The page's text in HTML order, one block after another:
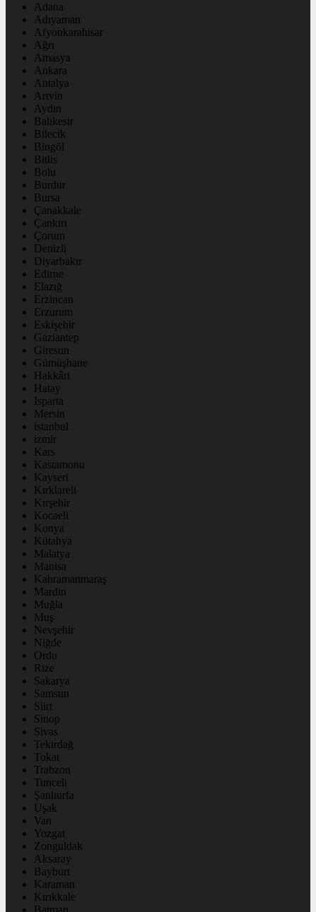
Adana
Adıyaman
Afyonkarahisar
Ağrı
Amasya
Ankara
Antalya
Artvin
Aydın
Balıkesir
Bilecik
Bingöl
Bitlis
Bolu
Burdur
Bursa
Çanakkale
Çankırı
Çorum
Denizli
Diyarbakır
Edirne
Elazığ
Erzincan
Erzurum
Eskişehir
Gaziantep
Giresun
Gümüşhane
Hakkâri
Hatay
Isparta
Mersin
istanbul
izmir
Kars
Kastamonu
Kayseri
Kırklareli
Kırşehir
Kocaeli
Konya
Kütahya
Malatya
Manisa
Kahramanmaraş
Mardin
Muğla
Muş
Nevşehir
Niğde
Ordu
Rize
Sakarya
Samsun
Siirt
Sinop
Sivas
Tekirdağ
Tokat
Trabzon
Tunceli
Şanlıurfa
Uşak
Van
Yozgat
Zonguldak
Aksaray
Bayburt
Karaman
Kırıkkale
Batman